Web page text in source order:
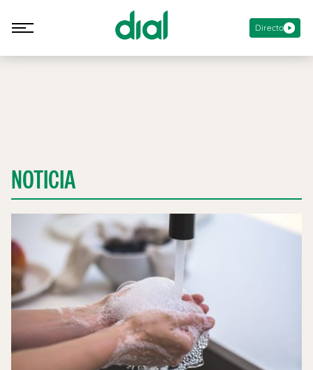
Directo
NOTICIA